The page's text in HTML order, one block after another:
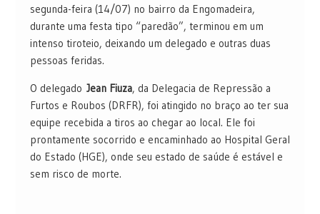
segunda-feira (14/07) no bairro da Engomadeira,
durante uma festa tipo “paredão”, terminou em um
intenso tiroteio, deixando um delegado e outras duas
pessoas feridas.
O delegado Jean Fiuza, da Delegacia de Repressão a
Furtos e Roubos (DRFR), foi atingido no braço ao ter sua
equipe recebida a tiros ao chegar ao local. Ele foi
prontamente socorrido e encaminhado ao Hospital Geral
do Estado (HGE), onde seu estado de saúde é estável e
sem risco de morte.